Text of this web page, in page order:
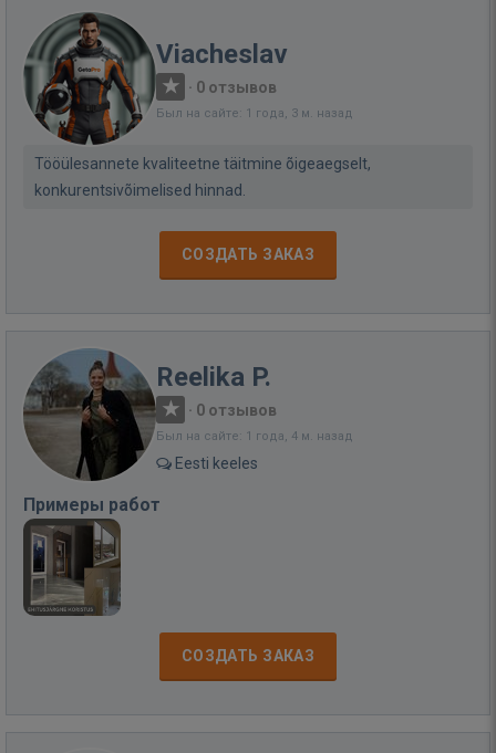
Viacheslav
· 0 отзывов
Был на сайте: 1 года, 3 м. назад
Tööülesannete kvaliteetne täitmine õigeaegselt,
konkurentsivõimelised hinnad.
СОЗДАТЬ ЗАКАЗ
Reelika P.
· 0 отзывов
Был на сайте: 1 года, 4 м. назад
Eesti keeles
Примеры работ
СОЗДАТЬ ЗАКАЗ